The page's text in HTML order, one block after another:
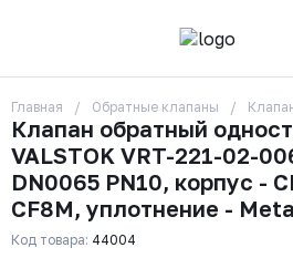
О компании
Контакты
Бренды
Отзывы
Сотрудники
Вакансии
Доставка
Главная Обратные клапаны
Клапан обратный
VALSTOK VRT-221-02-
DN0065 PN10, корпус -
CF8M, уплотнение -
Код товара: 44004